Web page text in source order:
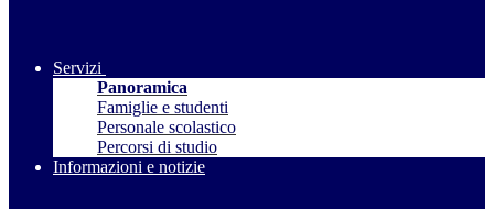
Servizi
Panoramica
Famiglie e studenti
Personale scolastico
Percorsi di studio
Informazioni e notizie